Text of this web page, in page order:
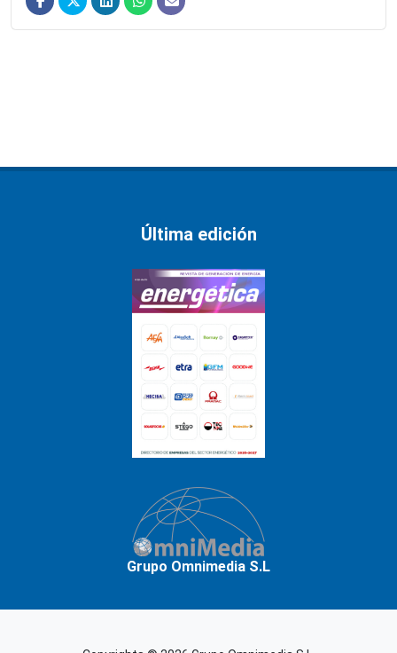
Última edición
Grupo Omnimedia S.L